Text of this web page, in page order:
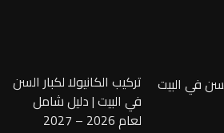
تركيب الكانيولا لكبار السن
في البيت | دليل شامل
لعام 2026 – 2027